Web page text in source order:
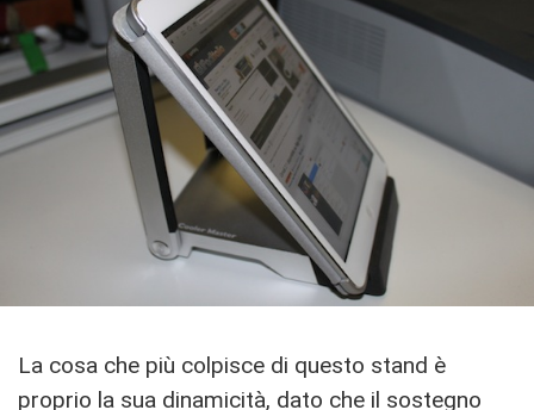
La cosa che più colpisce di questo stand è
proprio la sua dinamicità, dato che il sostegno